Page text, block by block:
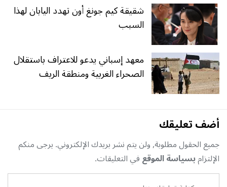
شقيقة كيم جونغ أون تهدد اليابان لهذا
السبب
معهد إسباني يدعو للاعتراف باستقلال
الصحراء الغربية ومنطقة الريف
أضف تعليقك
جميع الحقول مطلوبة, ولن يتم نشر بريدك الإلكتروني. يرجى منكم
الإلتزامبسياسة الموقعفي التعليقات.